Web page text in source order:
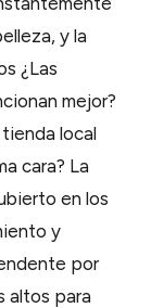
y la
¿Las
mejor?
local
cara? La
en los
y
por
altos para